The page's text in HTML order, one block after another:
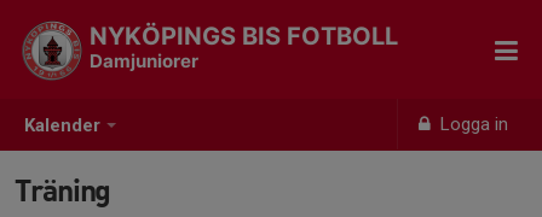
Kalender Logga in
NYKÖPINGS BIS FOTBOLL
Damjuniorer
Träning